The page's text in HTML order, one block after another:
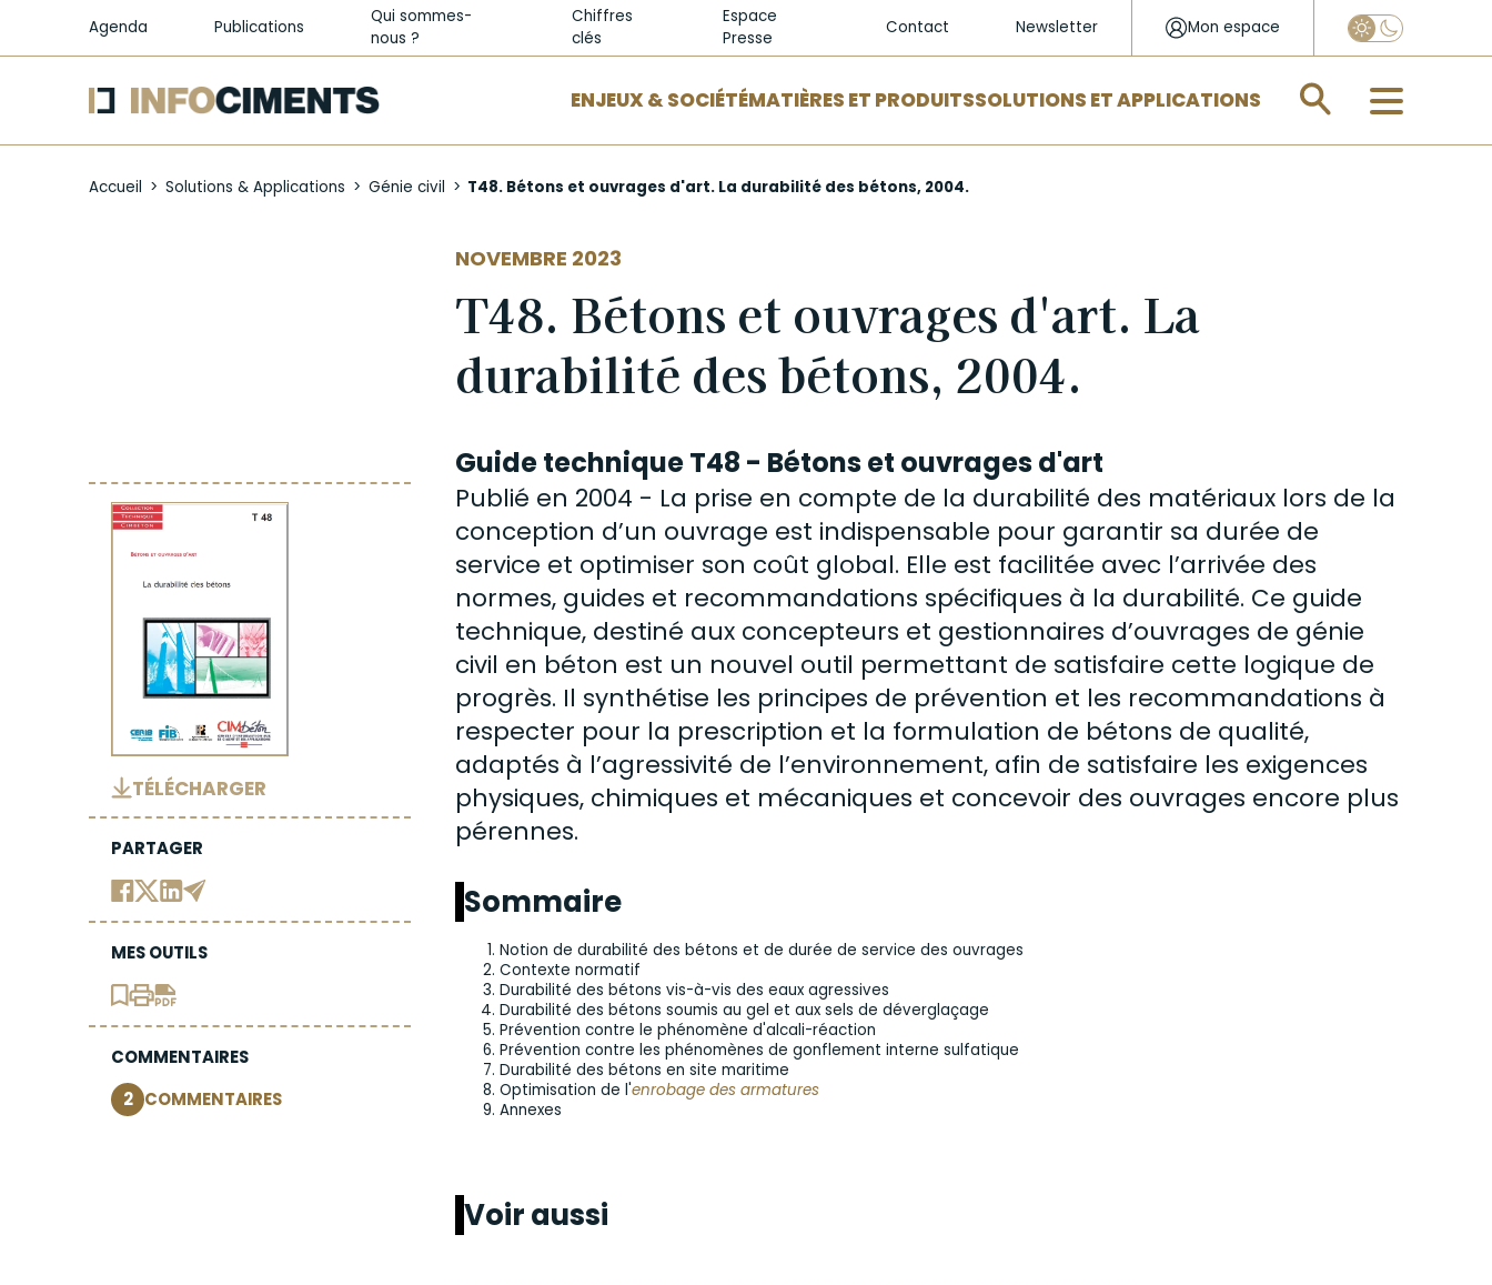
Agenda Publications
Qui sommes-
nous ?
Chiffres
clés
Espace
Presse
Contact Newsletter Mon espace
Appliquer
ENJEUX & SOCIÉTÉMATIÈRES ET PRODUITSSOLUTIONS ET APPLICATIONS
Accueil Solutions & Applications Génie civil T48. Bétons et ouvrages d'art. La durabilité des bétons, 2004.
TÉLÉCHARGER
PARTAGER
MES OUTILS
COMMENTAIRES
2 COMMENTAIRES
NOVEMBRE 2023
T48. Bétons et ouvrages d'art. La
durabilité des bétons, 2004.
Guide technique T48 - Bétons et ouvrages d'art
Publié en 2004 - La prise en compte de la durabilité des matériaux lors de la
conception d’un ouvrage est indispensable pour garantir sa durée de
service et optimiser son coût global. Elle est facilitée avec l’arrivée des
normes, guides et recommandations spécifiques à la durabilité. Ce guide
technique, destiné aux concepteurs et gestionnaires d’ouvrages de génie
civil en béton est un nouvel outil permettant de satisfaire cette logique de
progrès. Il synthétise les principes de prévention et les recommandations à
respecter pour la prescription et la formulation de bétons de qualité,
adaptés à l’agressivité de l’environnement, afin de satisfaire les exigences
physiques, chimiques et mécaniques et concevoir des ouvrages encore plus
pérennes.
Sommaire
Notion de durabilité des bétons et de durée de service des ouvrages
Contexte normatif
Durabilité des bétons vis-à-vis des eaux agressives
Durabilité des bétons soumis au gel et aux sels de déverglaçage
Prévention contre le phénomène d'alcali-réaction
Prévention contre les phénomènes de gonflement interne sulfatique
Durabilité des bétons en site maritime
Optimisation de l'enrobage des armatures
Annexes
Voir aussi